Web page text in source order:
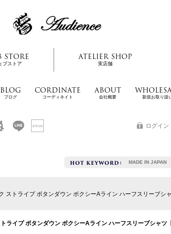
STORE
ブストア
ATELIER SHOP
実店舗
BLOG
ブログ
CORDINATE
コーディネイト
ABOUT
会社概要 新規お取り扱
MADE IN JAPAN
ログイン
ストライプ ボタンダウン ボクシーAライン ハーフスリーブシ
ライプ ボタンダウン ボクシーAライン ハーフスリーブシャ